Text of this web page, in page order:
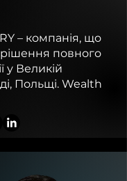
– компанія, що
рішення повного
у Великій
Польщі. Wealth